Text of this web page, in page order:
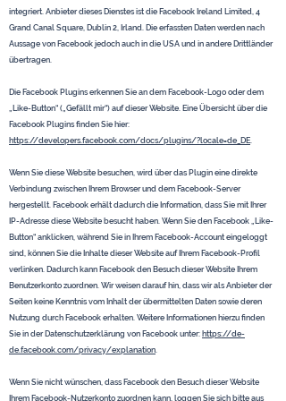
integriert. Anbieter dieses Dienstes ist die Facebook Ireland Limited, 4
Grand Canal Square, Dublin 2, Irland. Die erfassten Daten werden nach
Aussage von Facebook jedoch auch in die USA und in andere Drittländer
übertragen.
Die Facebook Plugins erkennen Sie an dem Facebook-Logo oder dem
„Like-Button“ („Gefällt mir“) auf dieser Website. Eine Übersicht über die
Facebook Plugins finden Sie hier:
https://developers.facebook.com/docs/plugins/?locale=de_DE.
Wenn Sie diese Website besuchen, wird über das Plugin eine direkte
Verbindung zwischen Ihrem Browser und dem Facebook-Server
hergestellt. Facebook erhält dadurch die Information, dass Sie mit Ihrer
IP-Adresse diese Website besucht haben. Wenn Sie den Facebook „Like-
Button“ anklicken, während Sie in Ihrem Facebook-Account eingeloggt
sind, können Sie die Inhalte dieser Website auf Ihrem Facebook-Profil
verlinken. Dadurch kann Facebook den Besuch dieser Website Ihrem
Benutzerkonto zuordnen. Wir weisen darauf hin, dass wir als Anbieter der
Seiten keine Kenntnis vom Inhalt der übermittelten Daten sowie deren
Nutzung durch Facebook erhalten. Weitere Informationen hierzu finden
Sie in der Datenschutzerklärung von Facebook unter: https://de-
de.facebook.com/privacy/explanation.
Wenn Sie nicht wünschen, dass Facebook den Besuch dieser Website
Ihrem Facebook-Nutzerkonto zuordnen kann, loggen Sie sich bitte aus